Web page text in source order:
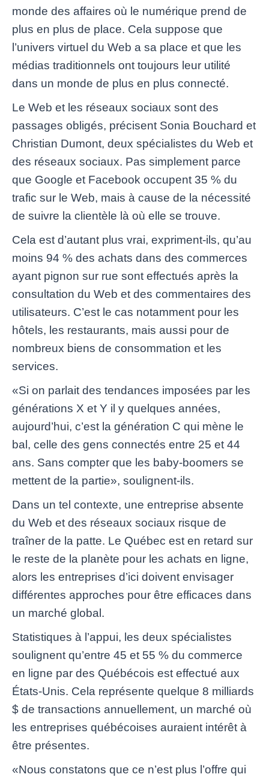
monde des affaires où le numérique prend de
plus en plus de place. Cela suppose que
l’univers virtuel du Web a sa place et que les
médias traditionnels ont toujours leur utilité
dans un monde de plus en plus connecté.
Le Web et les réseaux sociaux sont des
passages obligés, précisent Sonia Bouchard et
Christian Dumont, deux spécialistes du Web et
des réseaux sociaux. Pas simplement parce
que Google et Facebook occupent 35 % du
trafic sur le Web, mais à cause de la nécessité
de suivre la clientèle là où elle se trouve.
Cela est d’autant plus vrai, expriment-ils, qu’au
moins 94 % des achats dans des commerces
ayant pignon sur rue sont effectués après la
consultation du Web et des commentaires des
utilisateurs. C’est le cas notamment pour les
hôtels, les restaurants, mais aussi pour de
nombreux biens de consommation et les
services.
«Si on parlait des tendances imposées par les
générations X et Y il y quelques années,
aujourd’hui, c’est la génération C qui mène le
bal, celle des gens connectés entre 25 et 44
ans. Sans compter que les baby-boomers se
mettent de la partie», soulignent-ils.
Dans un tel contexte, une entreprise absente
du Web et des réseaux sociaux risque de
traîner de la patte. Le Québec est en retard sur
le reste de la planète pour les achats en ligne,
alors les entreprises d’ici doivent envisager
différentes approches pour être efficaces dans
un marché global.
Statistiques à l’appui, les deux spécialistes
soulignent qu’entre 45 et 55 % du commerce
en ligne par des Québécois est effectué aux
États-Unis. Cela représente quelque 8 milliards
$ de transactions annuellement, un marché où
les entreprises québécoises auraient intérêt à
être présentes.
«Nous constatons que ce n’est plus l’offre qui